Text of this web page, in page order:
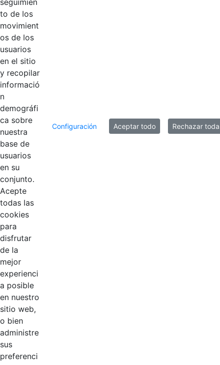
Mostrando el intervalo 1 - 17 de 17 resultados.
1
seguimien
to de los
movimient
os de los
usuarios
en el sitio
y recopilar
informació
n
demográfi
ca sobre
nuestra
base de
usuarios
en su
conjunto.
Acepte
todas las
cookies
para
disfrutar
de la
mejor
experienci
a posible
en nuestro
sitio web,
o bien
administre
sus
preferenci
Configuración Aceptar todo Rechazar